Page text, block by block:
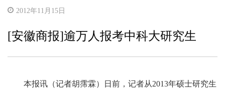
2012年11月15日
[安徽商报]逾万人报考中科大研究生
本报讯（记者胡霈霖）日前，记者从2013年硕士研究生